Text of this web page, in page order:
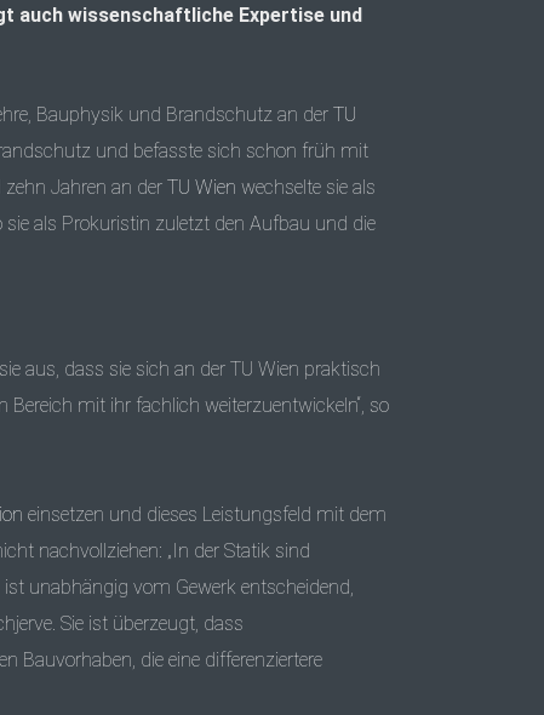
auch wissenschaftliche Expertise und
Bauphysik und Brandschutz an der TU
und befasste sich schon früh mit
Jahren an der TU Wien wechselte sie als
als Prokuristin zuletzt den Aufbau und die
aus, dass sie sich an der TU Wien praktisch
mit ihr fachlich weiterzuentwickeln“, so
einsetzen und dieses Leistungsfeld mit dem
nachvollziehen: „In der Statik sind
unabhängig vom Gewerk entscheidend,
Sie ist überzeugt, dass
Bauvorhaben, die eine differenziertere